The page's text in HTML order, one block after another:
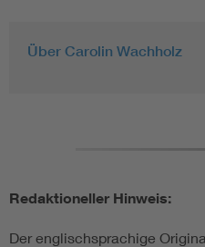
Über Carolin Wachholz
Redaktioneller Hinweis:
Der englischsprachige